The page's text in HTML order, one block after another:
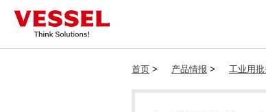
首页 > 产品情报 > 工业用